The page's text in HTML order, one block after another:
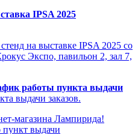
IPSA 2025
на выставке IPSA 2025 со
Экспо, павильон 2, зал 7,
работы пункта выдачи
магазина Лампирида!
выдачи